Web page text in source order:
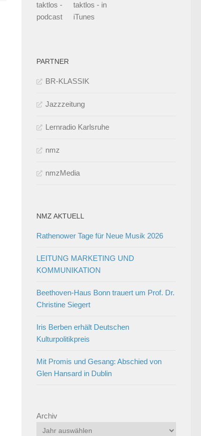
taktlos -
podcast
taktlos - in
iTunes
PARTNER
BR-KLASSIK
Jazzzeitung
Lernradio Karlsruhe
nmz
nmzMedia
NMZ AKTUELL
Rathenower Tage für Neue Musik 2026
LEITUNG MARKETING UND
KOMMUNIKATION
Beethoven-Haus Bonn trauert um Prof. Dr.
Christine Siegert
Iris Berben erhält Deutschen
Kulturpolitikpreis
Mit Promis und Gesang: Abschied von
Glen Hansard in Dublin
Archiv